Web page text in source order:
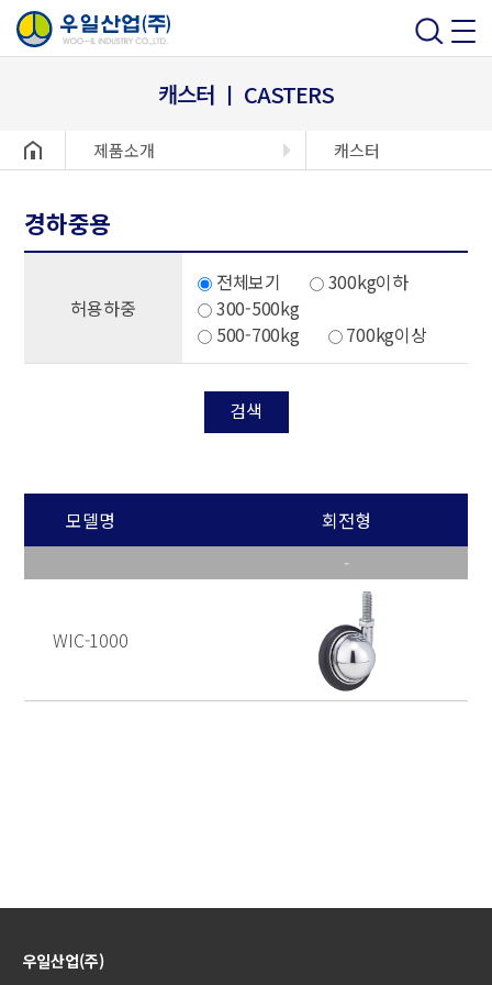
캐스터 ㅣ CASTERS
헤더설정 제품소개 캐스터
경하중용
허용하중
전체보기
300kg이하
300-500kg
500-700kg
700kg이상
검색
모델명
회전형
-
WIC-1000
우일산업(주)